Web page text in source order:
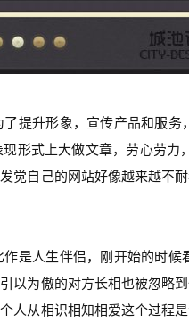
提升形象，宣传产品和服
形式上大做文章，劳心劳
觉自己的网站好像越来越不
是人生伴侣，刚开始的时
以为傲的对方长相也被忽略
人从相识相知相爱这个过程